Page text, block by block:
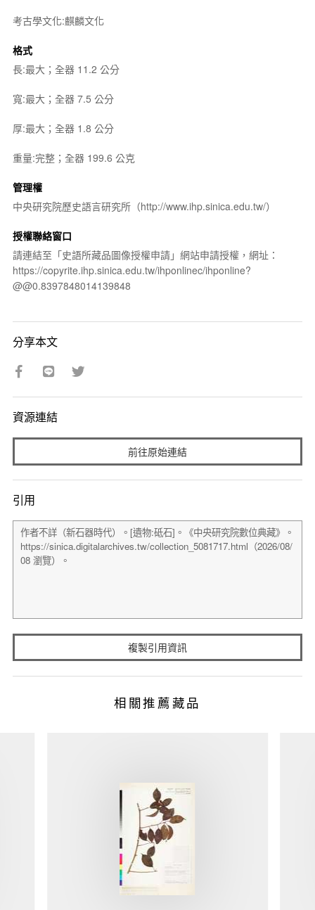
考古學文化:麒麟文化
格式
長:最大；全器 11.2 公分
寬:最大；全器 7.5 公分
厚:最大；全器 1.8 公分
重量:完整；全器 199.6 公克
管理權
中央研究院歷史語言研究所（http://www.ihp.sinica.edu.tw/）
授權聯絡窗口
請連結至「史語所藏品圖像授權申請」網站申請授權，網址：
https://copyrite.ihp.sinica.edu.tw/ihponlinec/ihponline?
@@0.8397848014139848
分享本文
資源連結
前往原始連結
引用
複製引用資訊
相關推薦藏品